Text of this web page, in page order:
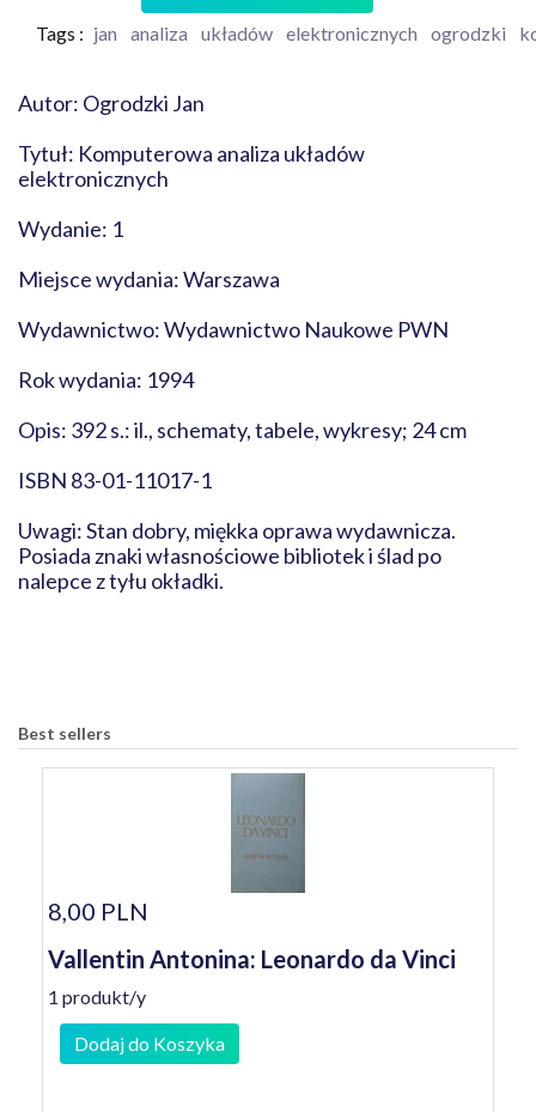
Tags : jan analiza układów elektronicznych ogrodzki
Autor: Ogrodzki Jan
Tytuł: Komputerowa analiza układów
elektronicznych
Wydanie: 1
Miejsce wydania: Warszawa
Wydawnictwo: Wydawnictwo Naukowe PWN
Rok wydania: 1994
Opis: 392 s.: il., schematy, tabele, wykresy; 24 cm
ISBN 83-01-11017-1
Uwagi: Stan dobry, miękka oprawa wydawnicza.
Posiada znaki własnościowe bibliotek i ślad po
nalepce z tyłu okładki.
Best sellers
8,00 PLN
Vallentin Antonina: Leonardo da Vinci
1 produkt/y
Dodaj do Koszyka